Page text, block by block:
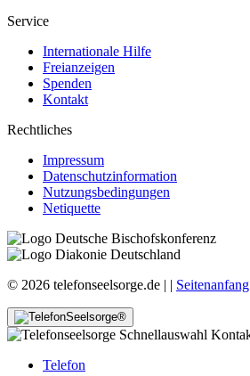
Service
Internationale Hilfe
Freianzeigen
Spenden
Kontakt
Rechtliches
Impressum
Datenschutzinformation
Nutzungsbedingungen
Netiquette
© 2026 telefonseelsorge.de | Seitenanfang
Telefon